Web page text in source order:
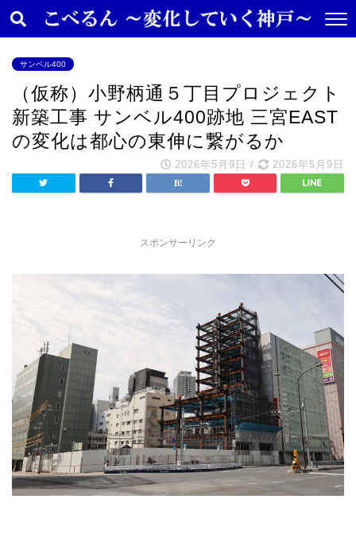
サンベル400
（仮称）小野柄通５丁目プロジェクト
新築工事 サンベル400跡地 三宮EAST
の変化は都心の東伸に繋がるか
2026年5月9日 / 2026年5月9日
スポンサーリンク